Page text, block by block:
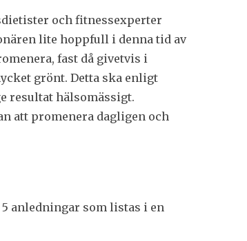
och fitnessexperter
lite hoppfull i denna tid av
fast då givetvis i
grönt. Detta ska enligt
resultat hälsomässigt.
att promenera dagligen och
anledningar som listas i en